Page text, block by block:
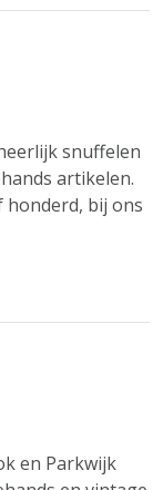
snuffelen
artikelen.
bij ons
en Parkwijk